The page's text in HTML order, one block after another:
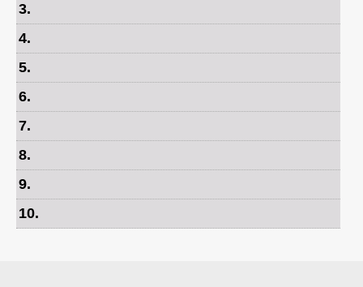
3.
4.
5.
6.
7.
8.
9.
10.